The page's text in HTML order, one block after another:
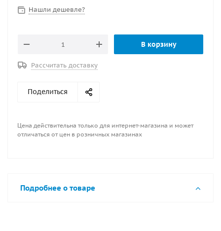
лодочных банок (сидений) на надувных лодках ПВХ
Нашли дешевле?
В корзину
Рассчитать доставку
Поделиться
Цена действительна только для интернет-магазина и может
отличаться от цен в розничных магазинах
Подробнее о товаре